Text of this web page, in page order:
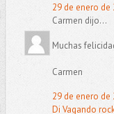
29 de enero de
Carmen dijo...
Muchas
Carmen
29 de enero de
Di Vagando